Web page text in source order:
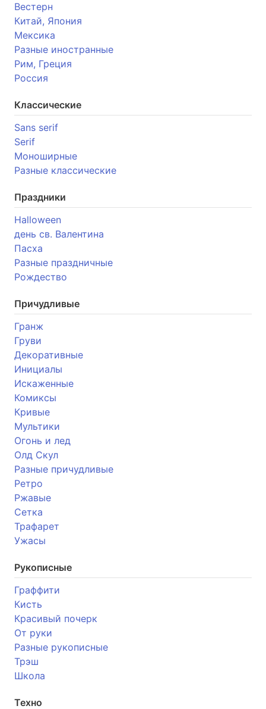
Вестерн
Китай, Япония
Мексика
Разные иностранные
Рим, Греция
Россия
Классические
Sans serif
Serif
Моноширные
Разные классические
Праздники
Halloween
день св. Валентина
Пасха
Разные праздничные
Рождество
Причудливые
Гранж
Груви
Декоративные
Инициалы
Искаженные
Комиксы
Кривые
Мультики
Огонь и лед
Олд Скул
Разные причудливые
Ретро
Ржавые
Сетка
Трафарет
Ужасы
Рукописные
Граффити
Кисть
Красивый почерк
От руки
Разные рукописные
Трэш
Школа
Техно